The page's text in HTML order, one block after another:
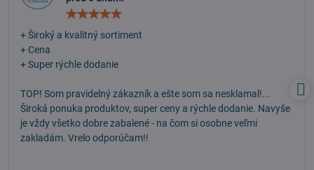
+ Široký a kvalitný sortiment
+ Cena
+ Super rýchle dodanie
TOP! Som pravidelný zákazník a ešte som sa nesklamal!...
Široká ponuka produktov, super ceny a rýchle dodanie. Navyše
je vždy všetko dobre zabalené - na čom si osobne veľmi
zakladám. Vrelo odporúčam!!